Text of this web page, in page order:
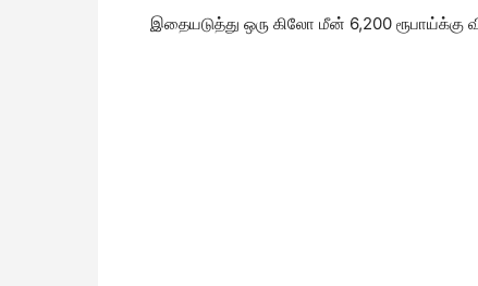
இதையடுத்து ஒரு கிலோ மீன் 6,200 ரூபாய்க்கு